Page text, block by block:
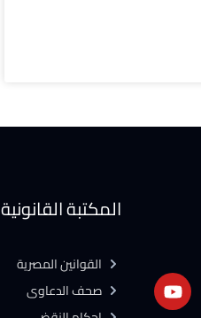
المكتبة القانونية
القوانين المصرية
صحف الدعاوى